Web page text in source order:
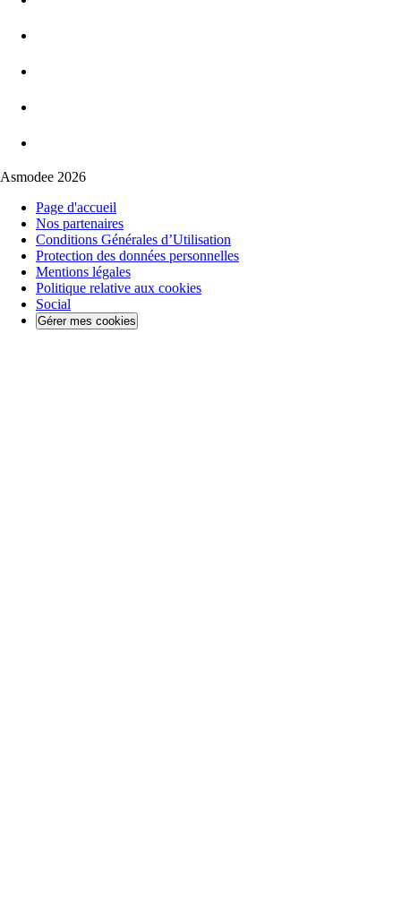
Asmodee 2026
Page d'accueil
Nos partenaires
Conditions Générales d’Utilisation
Protection des données personnelles
Mentions légales
Politique relative aux cookies
Social
Gérer mes cookies